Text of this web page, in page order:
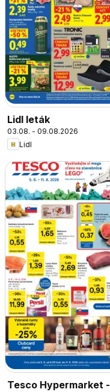
Lidl leták
03.08. - 09.08.2026
Lidl
Tesco Hypermarket -